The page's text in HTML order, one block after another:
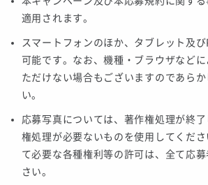
適用されます。
スマートフォンのほか、タブレット及
可能です。なお、機種・ブラウザなど
ただけない場合もございますのであら
い。
応募写真については、著作権処理が終
権処理が必要ないものを使用してくだ
て必要な各種権利等の許可は、全て応
さい。